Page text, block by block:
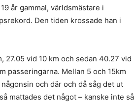
år gammal, världsmästare i
Den tiden krossade han i
27.05 vid 10 km och sedan 40.27 vid
passeringarna. Mellan 5 och 15km
och där och då såg det ut
mattades det något – kanske inte så